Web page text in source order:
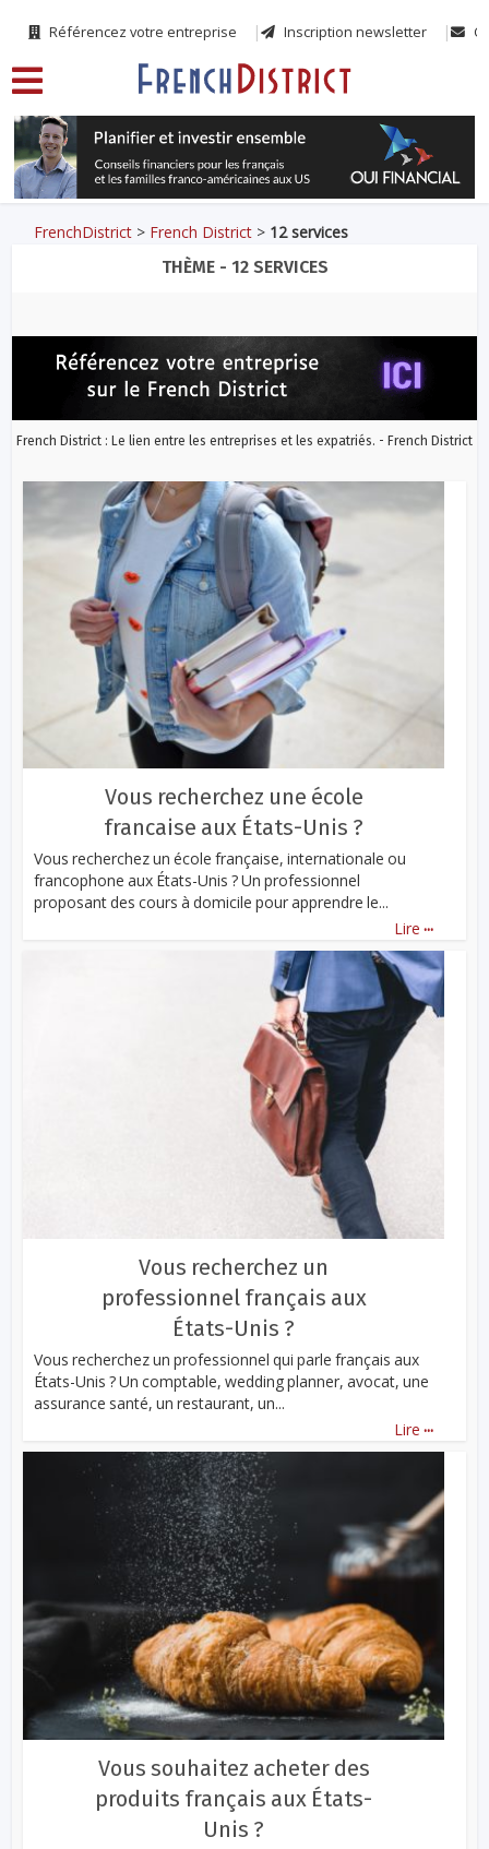
Référencez votre entreprise Inscription newsletter
FrenchDistrict > French District > 12 services
THÈME - 12 SERVICES
French District : Le lien entre les entreprises et les expatriés. - French District
Vous recherchez une école
francaise aux États-Unis ?
Vous recherchez un école française, internationale ou
francophone aux États-Unis ? Un professionnel
proposant des cours à domicile pour apprendre le...
Lire ...
Vous recherchez un
professionnel français aux
États-Unis ?
Vous recherchez un professionnel qui parle français aux
États-Unis ? Un comptable, wedding planner, avocat, une
assurance santé, un restaurant, un...
Lire ...
Vous souhaitez acheter des
produits français aux États-
Unis ?